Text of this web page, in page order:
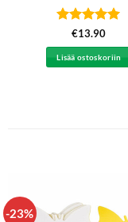
Arvostelu
tuotteesta:5
/ 5
€13.90
Lisää ostoskoriin
-23%